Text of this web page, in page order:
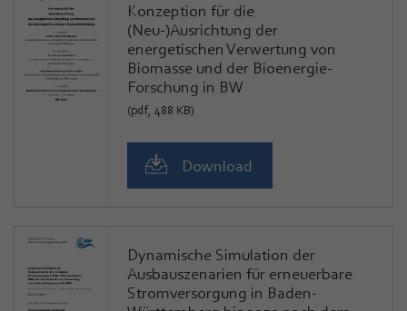
Konzeption für die
(Neu-)Ausrichtung der
energetischen Verwertung von
Biomasse und der Bioenergie-
Forschung in BW
(pdf, 488 KB)
Download
Dynamische Simulation der
Ausbauszenarien für erneuerbare
Stromversorgung in Baden-